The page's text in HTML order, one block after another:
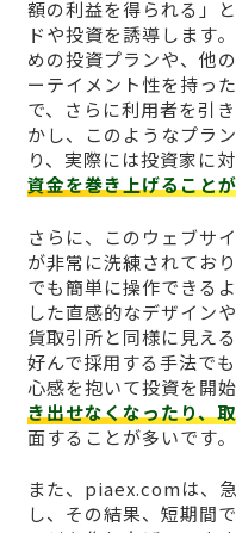
額の利益を得られる」
ドや投資を誘導します
めの投資プランや、他
ーテイメント性を持っ
で、さらに利用者を引
かし、このようなプラ
り、実際には投資家に
資金を巻き上げること
さらに、このウェブサ
が非常に洗練されてお
でも簡単に操作できる
した直感的なデザイン
貨取引所と同様に見え
好んで採用する手法で
心感を抱いて投資を開
き出せなくなったり、
面することが多いです。
また、piaex.comは、
し、その結果、短期間